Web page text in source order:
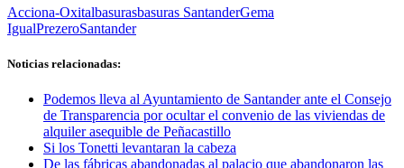
Acciona-Oxitalbasurasbasuras SantanderGema
IgualPrezeroSantander
Noticias relacionadas:
Podemos lleva al Ayuntamiento de Santander ante el Consejo
de Transparencia por ocultar el convenio de las viviendas de
alquiler asequible de Peñacastillo
Si los Tonetti levantaran la cabeza
De las fábricas abandonadas al palacio que abandonaron las